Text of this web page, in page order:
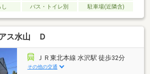
バス・トイレ別 駐車場(近隣含)
ス水山 Ｄ
ＪＲ東北本線 水沢駅 徒歩32分
その他の交通